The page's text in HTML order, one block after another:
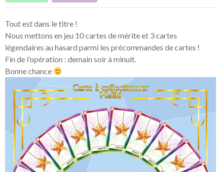
Tout est dans le titre !
Nous mettons en jeu 10 cartes de mérite et 3 cartes
légendaires au hasard parmi les précommandes de cartes !
Fin de l’opération : demain soir à minuit.
Bonne chance